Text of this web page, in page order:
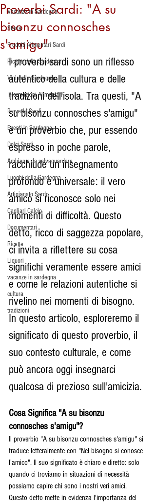
Vacanze in Sardegna
Storia
Prodotti Alimentari Sardi
Ricette della Sardegna
Vini della Sardegna
Informazioni Alimentari
Proverbi Sardi
Eventi in Sardegna
Dolci Sardi
Ambiente da salvaguardare
Luoghi della Sardegna
Artigianato Sardo
Cagliari Calcio
Documentari
Ricette
Liquori
vacanze in sardegna
cultura
tradizioni
Proverbi Sardi: "A su
bisonzu connosches
s'amigu"
I proverbi sardi sono un riflesso
autentico della cultura e delle
tradizioni dell'isola. Tra questi, "A
su bisonzu connosches s'amigu"
è un proverbio che, pur essendo
espresso in poche parole,
racchiude un insegnamento
profondo e universale: il vero
amico si riconosce solo nei
momenti di difficoltà. Questo
detto, ricco di saggezza popolare,
ci invita a riflettere su cosa
significhi veramente essere amici
e come le relazioni autentiche si
rivelino nei momenti di bisogno.
In questo articolo, esploreremo il
significato di questo proverbio, il
suo contesto culturale, e come
può ancora oggi insegnarci
qualcosa di prezioso sull'amicizia.
Cosa Significa "A su bisonzu
connosches s'amigu"?
Il proverbio "A su bisonzu connosches s'amigu" si
traduce letteralmente con "Nel bisogno si conosce
l'amico". Il suo significato è chiaro e diretto: solo
quando ci troviamo in situazioni di necessità
possiamo capire chi sono i nostri veri amici.
Questo detto mette in evidenza l'importanza del